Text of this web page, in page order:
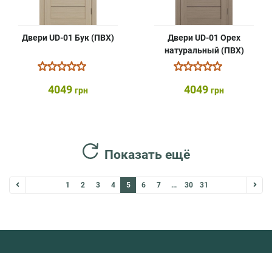
Двери UD-01 Бук (ПВХ)
4049 грн
Двери UD-01 Орех
натуральный (ПВХ)
4049 грн
Показать ещё
1 2 3 4 5 6 7 ... 30 31